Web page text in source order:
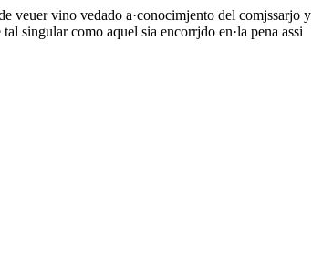
veuer vino vedado a·conocimjento del comjssarjo y
singular como aquel sia encorrjdo en·la pena assi